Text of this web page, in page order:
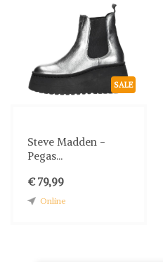
SALE
Steve Madden -
Pegas...
€ 79,99
Online